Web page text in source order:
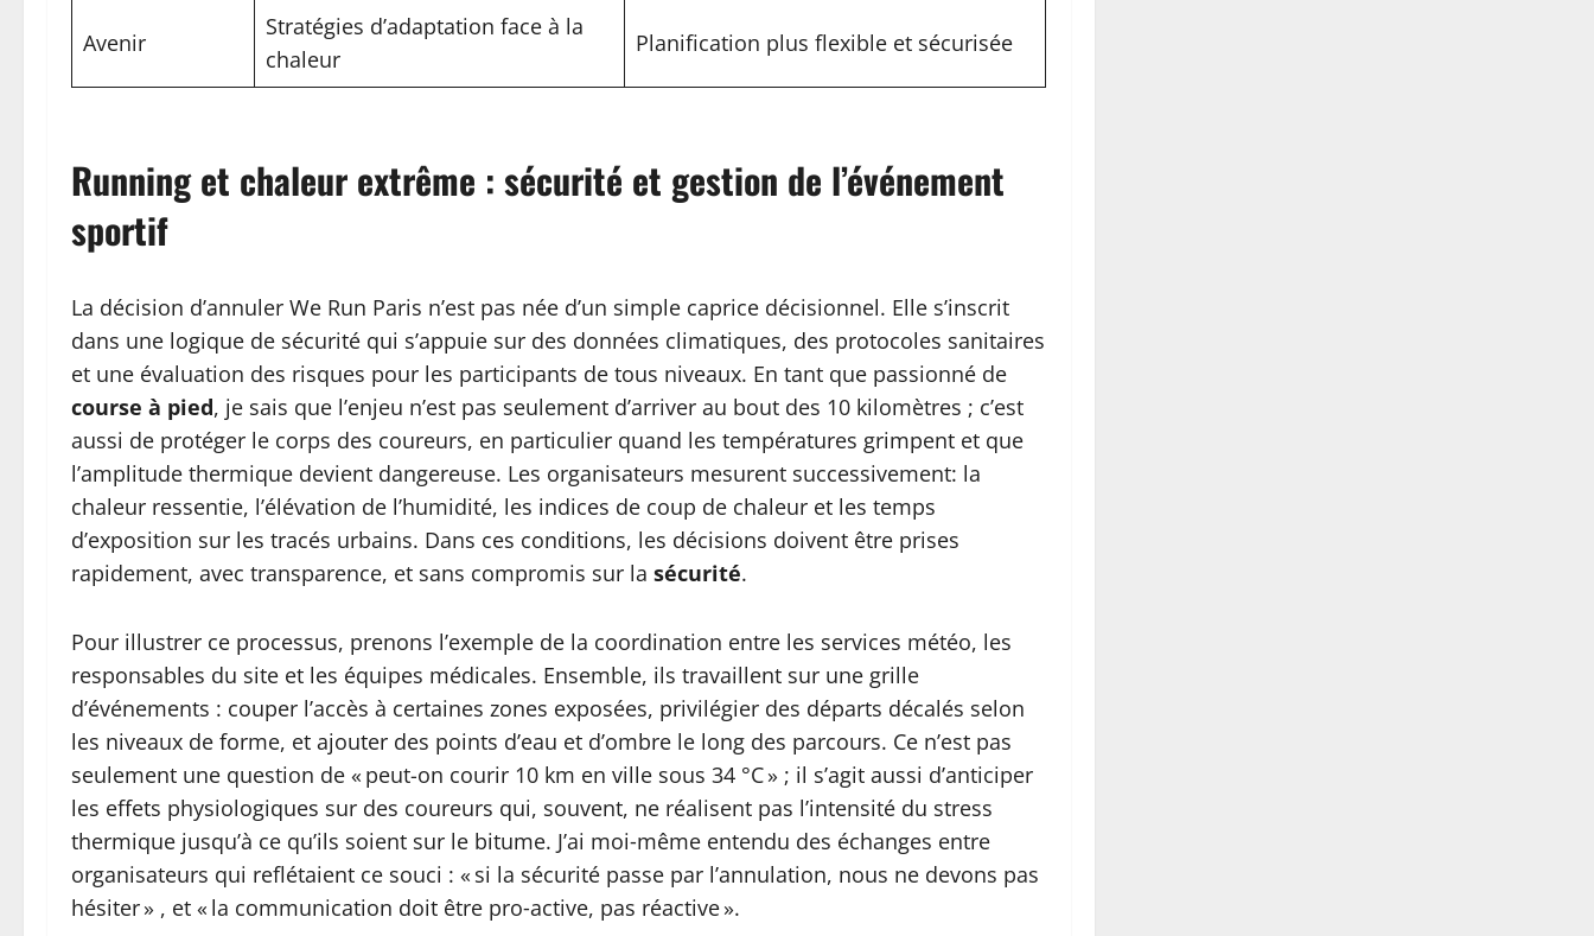
Avenir
Stratégies d’adaptation face à la
chaleur
Planification plus flexible et sécurisée
Running et chaleur extrême : sécurité et gestion de l’événement
sportif
La décision d’annuler We Run Paris n’est pas née d’un simple caprice décisionnel. Elle s’inscrit
dans une logique de sécurité qui s’appuie sur des données climatiques, des protocoles sanitaires
et une évaluation des risques pour les participants de tous niveaux. En tant que passionné de
course à pied, je sais que l’enjeu n’est pas seulement d’arriver au bout des 10 kilomètres ; c’est
aussi de protéger le corps des coureurs, en particulier quand les températures grimpent et que
l’amplitude thermique devient dangereuse. Les organisateurs mesurent successivement: la
chaleur ressentie, l’élévation de l’humidité, les indices de coup de chaleur et les temps
d’exposition sur les tracés urbains. Dans ces conditions, les décisions doivent être prises
rapidement, avec transparence, et sans compromis sur la sécurité.
Pour illustrer ce processus, prenons l’exemple de la coordination entre les services météo, les
responsables du site et les équipes médicales. Ensemble, ils travaillent sur une grille
d’événements : couper l’accès à certaines zones exposées, privilégier des départs décalés selon
les niveaux de forme, et ajouter des points d’eau et d’ombre le long des parcours. Ce n’est pas
seulement une question de « peut-on courir 10 km en ville sous 34 °C » ; il s’agit aussi d’anticiper
les effets physiologiques sur des coureurs qui, souvent, ne réalisent pas l’intensité du stress
thermique jusqu’à ce qu’ils soient sur le bitume. J’ai moi‑même entendu des échanges entre
organisateurs qui reflétaient ce souci : « si la sécurité passe par l’annulation, nous ne devons pas
hésiter » , et « la communication doit être pro‑active, pas réactive ».